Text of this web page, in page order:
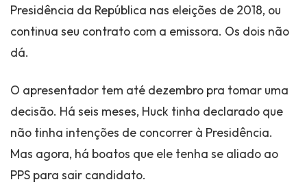
Presidência da República nas eleições de 2018, ou
continua seu contrato com a emissora. Os dois não
dá.
O apresentador tem até dezembro pra tomar uma
decisão. Há seis meses, Huck tinha declarado que
não tinha intenções de concorrer à Presidência.
Mas agora, há boatos que ele tenha se aliado ao
PPS para sair candidato.